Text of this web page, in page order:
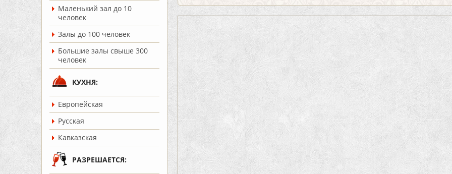
Маленький зал до 10
человек
Залы до 100 человек
Большие залы свыше 300
человек
КУХНЯ:
Европейская
Русская
Кавказская
РАЗРЕШАЕТСЯ: